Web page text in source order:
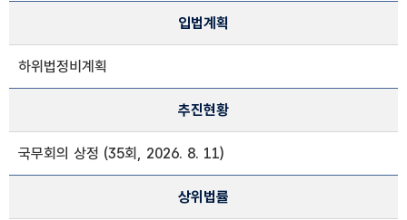
입법계획, 추진현황, 상위법률 정보제공
입법계획
하위법정비계획
추진현황
국무회의 상정 (35회, 2026. 8. 11)
상위법률